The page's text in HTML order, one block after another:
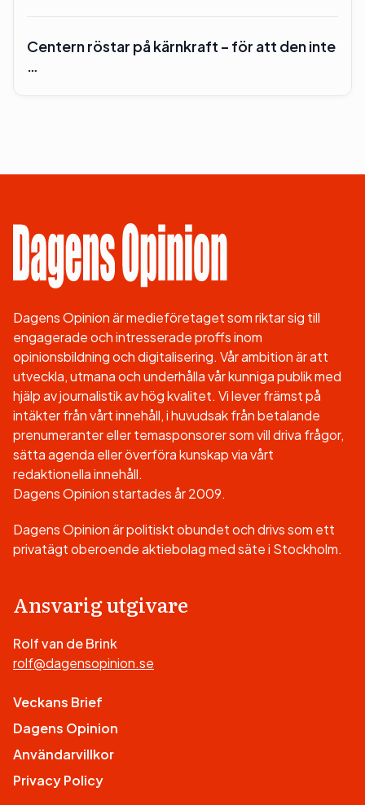
Centern röstar på kärnkraft – för att den inte
…
Dagens Opinion är medieföretaget som riktar sig till
engagerade och intresserade proffs inom
opinionsbildning och digitalisering. Vår ambition är att
utveckla, utmana och underhålla vår kunniga publik med
hjälp av journalistik av hög kvalitet. Vi lever främst på
intäkter från vårt innehåll, i huvudsak från betalande
prenumeranter eller temasponsorer som vill driva frågor,
sätta agenda eller överföra kunskap via vårt
redaktionella innehåll.
Dagens Opinion startades år 2009.
Dagens Opinion är politiskt obundet och drivs som ett
privatägt oberoende aktiebolag med säte i Stockholm.
Ansvarig utgivare
Rolf van de Brink
rolf@dagensopinion.se
Veckans Brief
Dagens Opinion
Användarvillkor
Privacy Policy